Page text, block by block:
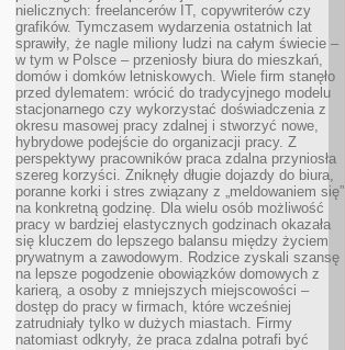
nielicznych: freelancerów IT, copywriterów czy
grafików. Tymczasem wydarzenia ostatnich lat
sprawiły, że nagle miliony ludzi na całym świecie –
w tym w Polsce – przeniosły biura do mieszkań,
domów i domków letniskowych. Wiele firm stanęło
przed dylematem: wrócić do tradycyjnego modelu
stacjonarnego czy wykorzystać doświadczenia z
okresu masowej pracy zdalnej i stworzyć nowe,
hybrydowe podejście do organizacji pracy. Z
perspektywy pracowników praca zdalna przyniosła
szereg korzyści. Zniknęły długie dojazdy do biura,
poranne korki i stres związany z „meldowaniem się”
na konkretną godzinę. Dla wielu osób możliwość
pracy w bardziej elastycznych godzinach okazała
się kluczem do lepszego balansu między życiem
prywatnym a zawodowym. Rodzice zyskali szansę
na lepsze pogodzenie obowiązków domowych z
karierą, a osoby z mniejszych miejscowości –
dostęp do pracy w firmach, które wcześniej
zatrudniały tylko w dużych miastach. Firmy
natomiast odkryły, że praca zdalna potrafi być